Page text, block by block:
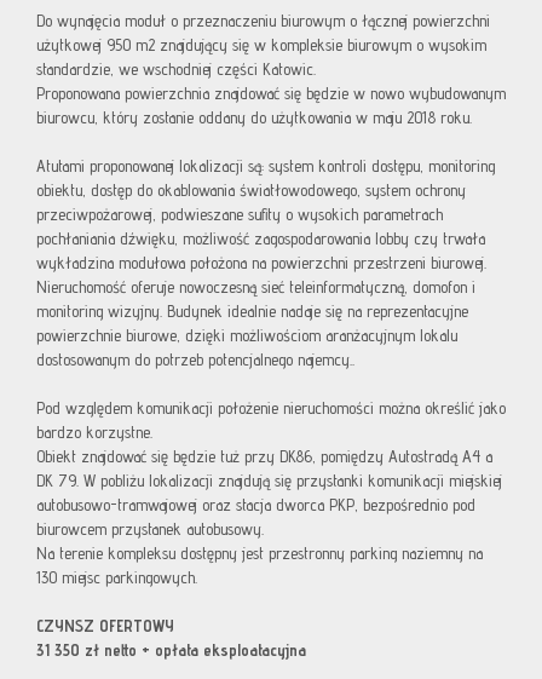
Do wynajęcia moduł o przeznaczeniu biurowym o łącznej powierzchni
użytkowej 950 m2 znajdujący się w kompleksie biurowym o wysokim
standardzie, we wschodniej części Katowic.
Proponowana powierzchnia znajdować się będzie w nowo wybudowanym
biurowcu, który zostanie oddany do użytkowania w maju 2018 roku.
Atutami proponowanej lokalizacji są: system kontroli dostępu, monitoring
obiektu, dostęp do okablowania światłowodowego, system ochrony
przeciwpożarowej, podwieszane sufity o wysokich parametrach
pochłaniania dźwięku, możliwość zagospodarowania lobby czy trwała
wykładzina modułowa położona na powierzchni przestrzeni biurowej.
Nieruchomość oferuje nowoczesną sieć teleinformatyczną, domofon i
monitoring wizyjny. Budynek idealnie nadaje się na reprezentacyjne
powierzchnie biurowe, dzięki możliwościom aranżacyjnym lokalu
dostosowanym do potrzeb potencjalnego najemcy..
Pod względem komunikacji położenie nieruchomości można określić jako
bardzo korzystne.
Obiekt znajdować się będzie tuż przy DK86, pomiędzy Autostradą A4 a
DK 79. W pobliżu lokalizacji znajdują się przystanki komunikacji miejskiej
autobusowo-tramwajowej oraz stacja dworca PKP, bezpośrednio pod
biurowcem przystanek autobusowy.
Na terenie kompleksu dostępny jest przestronny parking naziemny na
130 miejsc parkingowych.
CZYNSZ OFERTOWY
31 350 zł netto + opłata eksploatacyjna